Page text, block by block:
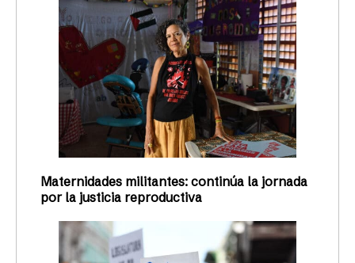
Maternidades militantes: continúa la jornada
por la justicia reproductiva